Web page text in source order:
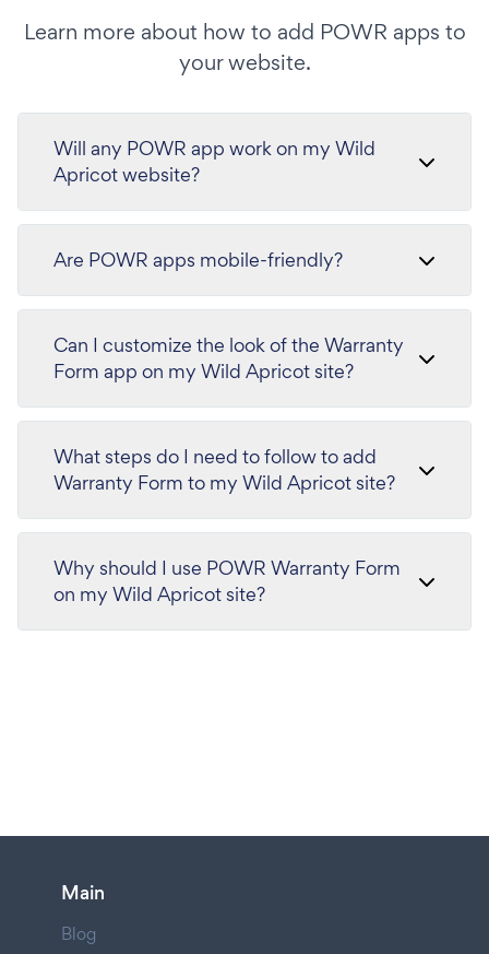
Learn more about how to add POWR apps to
your website.
Will any POWR app work on my Wild
Apricot website?
Are POWR apps mobile-friendly?
Can I customize the look of the Warranty
Form app on my Wild Apricot site?
What steps do I need to follow to add
Warranty Form to my Wild Apricot site?
Why should I use POWR Warranty Form
on my Wild Apricot site?
Main
Blog